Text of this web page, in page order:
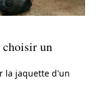
choisir un
la jaquette d'un